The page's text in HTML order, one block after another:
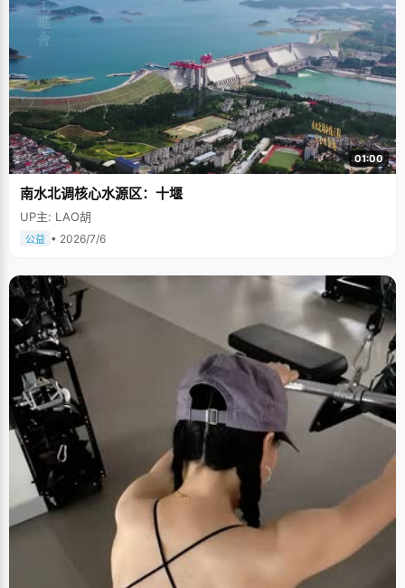
01:00
南水北调核心水源区：十堰
UP主: LAO胡
公益 • 2026/7/6